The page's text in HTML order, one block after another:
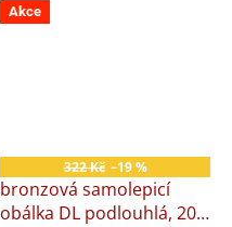
Akce
322 Kč –19 %
bronzová samolepicí
obálka DL podlouhlá, 20